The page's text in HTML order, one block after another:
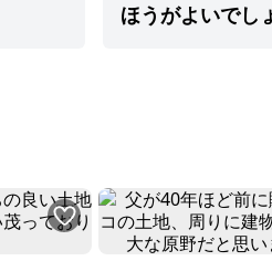
ほうがよいでし